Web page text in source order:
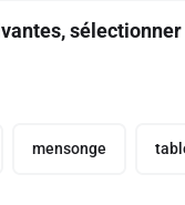
mensonge